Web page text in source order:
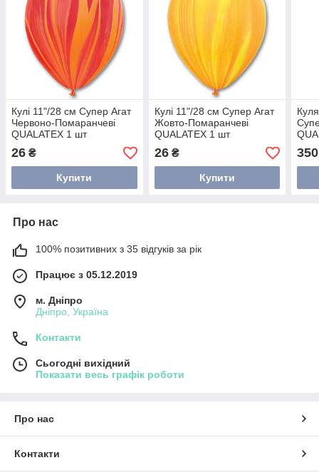
Кулі 11"/28 см Супер Агат
Червоно-Помаранчеві
QUALATEX 1 шт
26 ₴
Купити
Кулі 11"/28 см Супер Агат
Жовто-Помаранчеві
QUALATEX 1 шт
26₴
Купити
350
Про нас
100% позитивних з 35 відгуків за рік
Працює з 05.12.2019
м. Дніпро
Дніпро, Україна
Контакти
Сьогодні вихідний
Показати весь графік роботи
Про нас
Контакти